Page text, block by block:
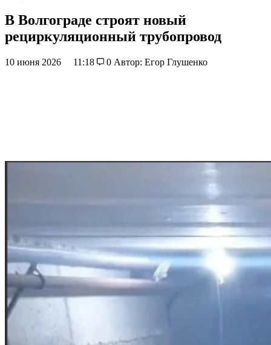
В Волгограде строят новый
рециркуляционный трубопровод
10 июня 2026 11:18 0 Автор: Егор Глушенко